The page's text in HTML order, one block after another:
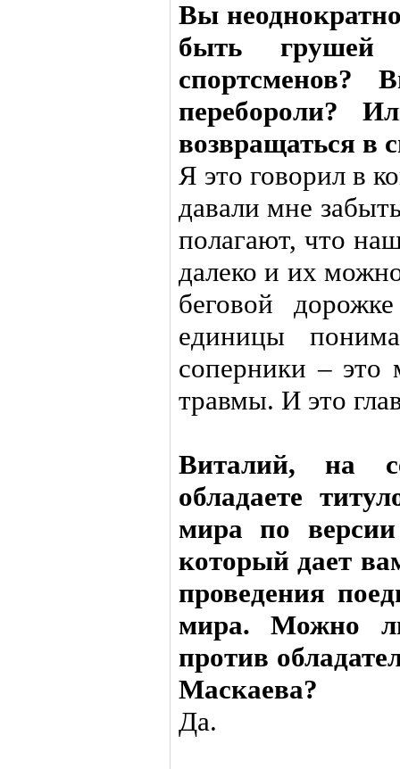
Вы
быть грушей
перебороли?
возвращаться в
Я это говорил в
давали мне
полагают, что
далеко и их
беговой
единицы
соперники –
травмы. И это
Виталий, на
обладаете
мира по
который дает
проведения
мира. Можно
против
Маскаева?
Да.